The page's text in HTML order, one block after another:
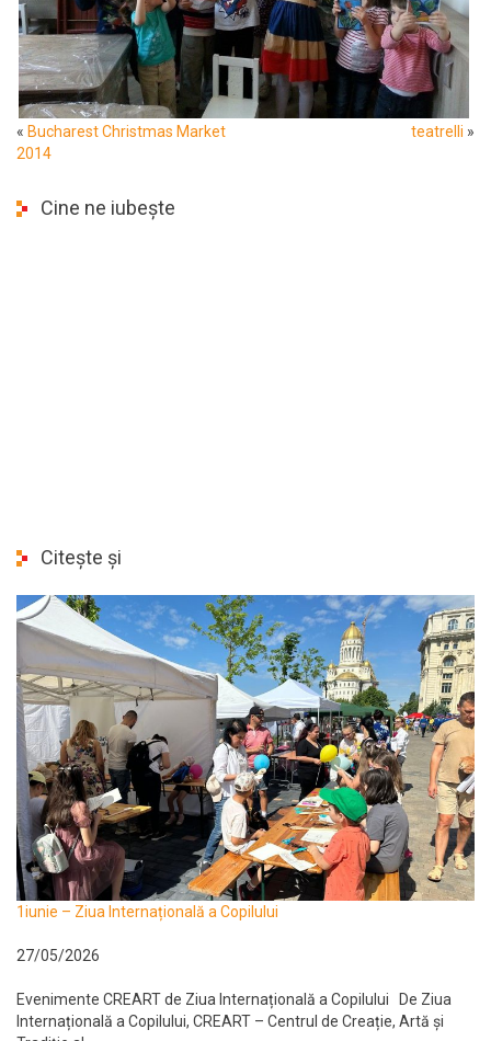
« Bucharest Christmas Market
2014
teatrelli »
Cine ne iubește
Citește și
1iunie – Ziua Internațională a Copilului
27/05/2026
Evenimente CREART de Ziua Internațională a Copilului De Ziua
Internațională a Copilului, CREART – Centrul de Creație, Artă și